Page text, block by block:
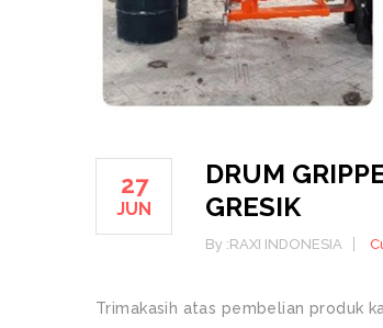
27
JUN
DRUM
GRESIK
By :RAXI INDONESIA
Trimakasih atas pembelian produk